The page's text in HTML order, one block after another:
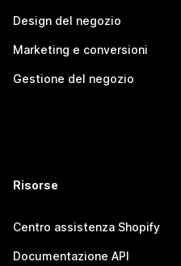
Design del negozio
Marketing e conversioni
Gestione del negozio
Risorse
Centro assistenza Shopify
Documentazione API